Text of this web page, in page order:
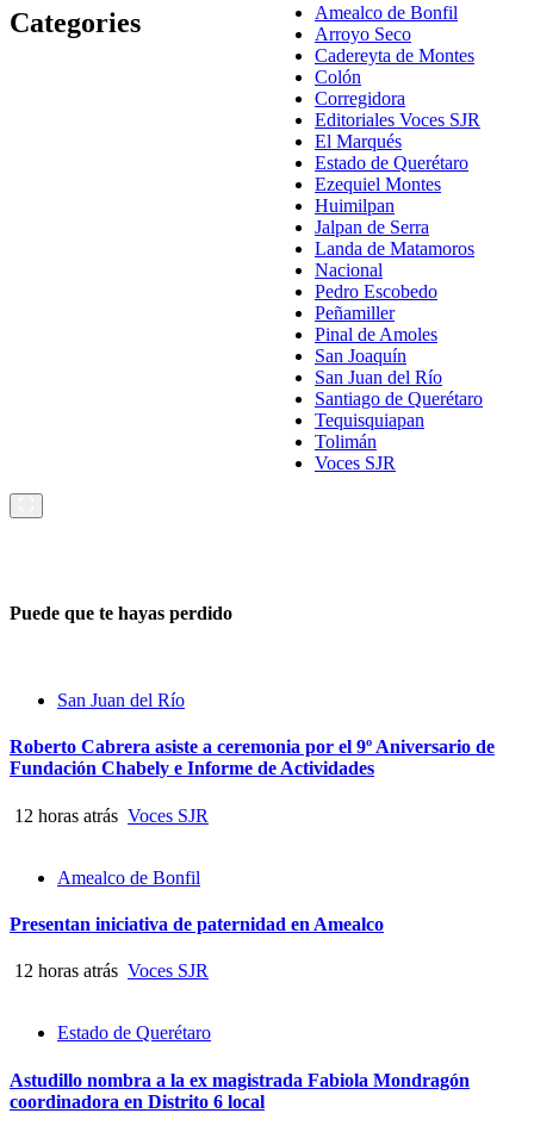
Categories
Amealco de Bonfil
Arroyo Seco
Cadereyta de Montes
Colón
Corregidora
Editoriales Voces SJR
El Marqués
Estado de Querétaro
Ezequiel Montes
Huimilpan
Jalpan de Serra
Landa de Matamoros
Nacional
Pedro Escobedo
Peñamiller
Pinal de Amoles
San Joaquín
San Juan del Río
Santiago de Querétaro
Tequisquiapan
Tolimán
Voces SJR
Puede que te hayas perdido
San Juan del Río
Roberto Cabrera asiste a ceremonia por el 9º Aniversario de
Fundación Chabely e Informe de Actividades
12 horas atrás Voces SJR
Amealco de Bonfil
Presentan iniciativa de paternidad en Amealco
12 horas atrás Voces SJR
Estado de Querétaro
Astudillo nombra a la ex magistrada Fabiola Mondragón
coordinadora en Distrito 6 local